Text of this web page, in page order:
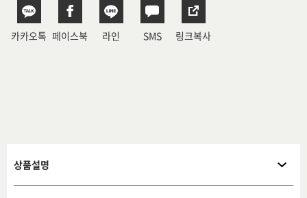
카카오톡 페이스북 라인 SMS 링크복사
상품설명